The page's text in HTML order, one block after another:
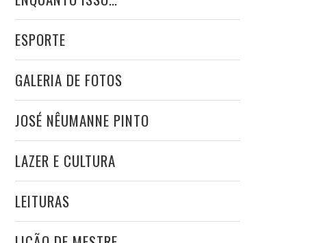
ESPORTE
GALERIA DE FOTOS
JOSÉ NÊUMANNE PINTO
LAZER E CULTURA
LEITURAS